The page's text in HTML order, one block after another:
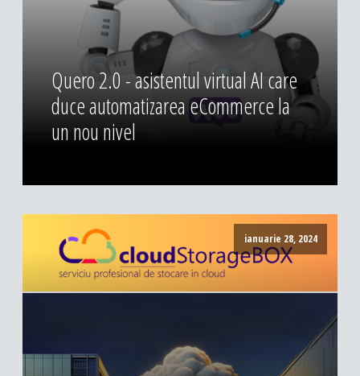
DESIGN & PRINTING
Identitate vizuala, imagine
Grafica publicitara
Grafica pentru print
Quero 2.0 - asistentul virtual AI care
duce automatizarea eCommerce la
un nou nivel
ianuarie 28, 2024